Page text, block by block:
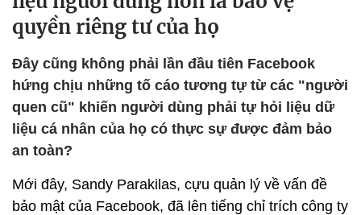
quyền riêng tư của họ
Đây cũng không phải lần đầu tiên Facebook
hứng chịu những tố cáo tương tự từ các "người
quen cũ" khiến người dùng phải tự hỏi liệu dữ
liệu cá nhân của họ có thực sự được đảm bảo
an toàn?
Mới đây, Sandy Parakilas, cựu quản lý về vấn đề
bảo mật của Facebook, đã lên tiếng chỉ trích công ty